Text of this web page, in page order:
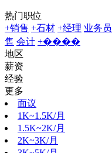
热门职位
+销售 +石材 +经理 业务员
售 会计 +����
地区
薪资
经验
更多
面议
1K~1.5K/月
1.5K~2K/月
2K~3K/月